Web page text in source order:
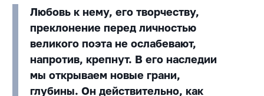
Любовь к нему, его творчеству,
преклонение перед личностью
великого поэта не ослабевают,
напротив, крепнут. В его наследии
мы открываем новые грани,
глубины. Он действительно, как